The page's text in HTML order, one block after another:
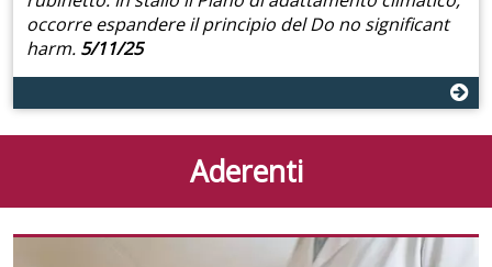
occorre espandere il principio del Do no significant
harm. 5/11/25
Aderenti